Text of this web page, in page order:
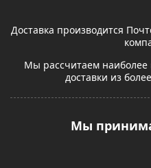
Доставка производится
Мы рассчитаем
доставки из
Мы